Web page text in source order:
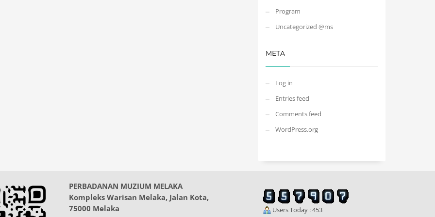
Program
Uncategorized @ms
META
Log in
Entries feed
Comments feed
WordPress.org
PERBADANAN MUZIUM MELAKA
Kompleks Warisan Melaka, Jalan Kota,
75000 Melaka
Users Today : 453